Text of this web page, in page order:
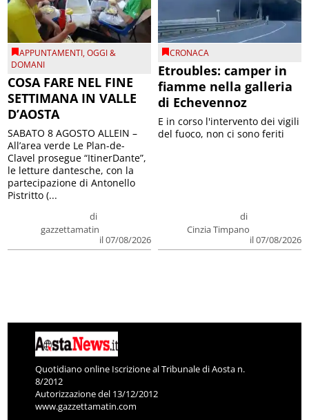
APPUNTAMENTI,OGGI &
DOMANI
COSA FARE NEL FINE
SETTIMANA IN VALLE
D’AOSTA
di
gazzettamatin
il 07/08/2026
SABATO 8 AGOSTO ALLEIN –
All’area verde Le Plan-de-
Clavel prosegue “ItinerDante”,
le letture dantesche, con la
partecipazione di Antonello
Pistritto (...
CRONACA
Etroubles: camper in
fiamme nella galleria
di Echevennoz
di
Cinzia Timpano
il 07/08/2026
E in corso l'intervento dei vigili
del fuoco, non ci sono feriti
Quotidiano online Iscrizione al Tribunale di Aosta n.
8/2012
Autorizzazione del 13/12/2012
www.gazzettamatin.com